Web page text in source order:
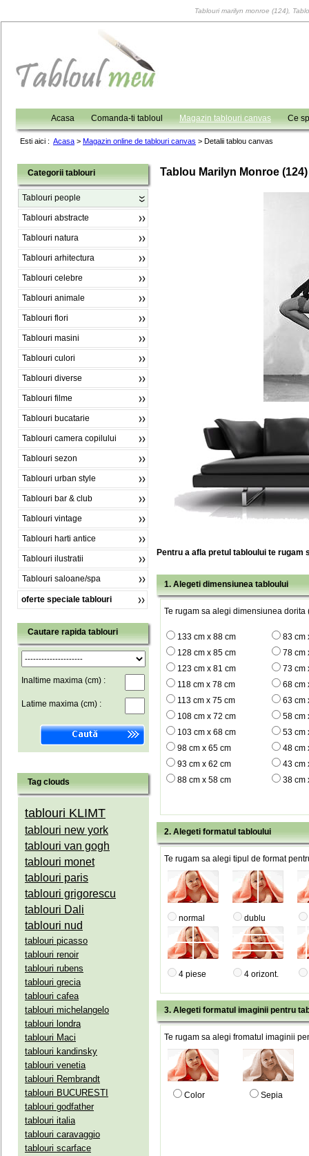
Tablouri marilyn monroe (124),
Acasa Comanda-ti tabloul Magazin tablouri canvas Ce
Esti aici : Acasa > Magazin online de tablouri canvas > Detalii tablou canvas
Categorii tablouri
Tablouri people
Tablouri abstracte
Tablouri natura
Tablouri arhitectura
Tablouri celebre
Tablouri animale
Tablouri flori
Tablouri masini
Tablouri culori
Tablouri diverse
Tablouri filme
Tablouri bucatarie
Tablouri camera copilului
Tablouri sezon
Tablouri urban style
Tablouri bar & club
Tablouri vintage
Tablouri harti antice
Tablouri ilustratii
Tablouri saloane/spa
oferte speciale tablouri
Cautare rapida tablouri
Inaltime maxima (cm) :
Latime maxima (cm) :
Tag clouds
tablouri KLIMT
tablouri new york
tablouri van gogh
tablouri monet
tablouri paris
tablouri grigorescu
tablouri Dali
tablouri nud
tablouri picasso
tablouri renoir
tablouri rubens
tablouri grecia
tablouri cafea
tablouri michelangelo
tablouri londra
tablouri Maci
tablouri kandinsky
tablouri venetia
tablouri Rembrandt
tablouri BUCURESTI
tablouri godfather
tablouri italia
tablouri caravaggio
tablouri scarface
Tablou Marilyn Monroe (124)
Pentru a afla pretul tabloului te rugam
1. Alegeti dimensiunea tabloului
Te rugam sa alegi dimensiunea dorita
133 cm x 88 cm
83 cm
128 cm x 85 cm
78 cm
123 cm x 81 cm
73 cm
118 cm x 78 cm
68 cm
113 cm x 75 cm
63 cm
108 cm x 72 cm
58 cm
103 cm x 68 cm
53 cm
98 cm x 65 cm
48 cm
93 cm x 62 cm
43 cm
88 cm x 58 cm
38 cm
2. Alegeti formatul tabloului
Te rugam sa alegi tipul de format
normal dublu
4 piese 4 orizont.
3. Alegeti formatul imaginii pentru
Te rugam sa alegi fromatul imaginii
Color Sepia